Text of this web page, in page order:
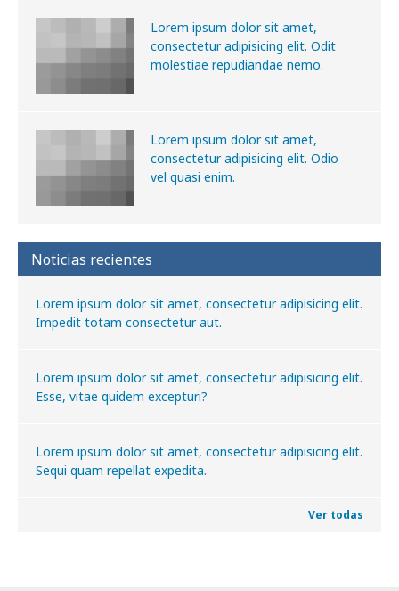
Lorem ipsum dolor sit amet,
consectetur adipisicing elit. Odit
molestiae repudiandae nemo.
Lorem ipsum dolor sit amet,
consectetur adipisicing elit. Odio
vel quasi enim.
Noticias recientes
Lorem ipsum dolor sit amet, consectetur adipisicing elit.
Impedit totam consectetur aut.
Lorem ipsum dolor sit amet, consectetur adipisicing elit.
Esse, vitae quidem excepturi?
Lorem ipsum dolor sit amet, consectetur adipisicing elit.
Sequi quam repellat expedita.
Ver todas